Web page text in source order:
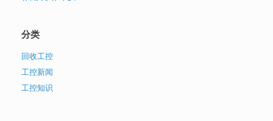
分类
回收工控
工控新闻
工控知识